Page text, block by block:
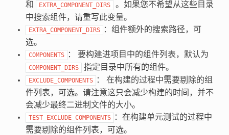
和 EXTRA_COMPONENT_DIRS
。如果您不希望从这些目录
中搜索组件，请重写此变量。
EXTRA_COMPONENT_DIRS
：组件额外的搜索路径，可
选。
COMPONENTS ： 要构建进项目中的组件列表，默认为
COMPONENT_DIRS 指定目录中所有的组件。
EXCLUDE_COMPONENTS
： 在构建的过程中需要剔除的组
件列表，可选。请注意这只会减少构建的时间，并不
会减少最终二进制文件的大小。
TEST_EXCLUDE_COMPONENTS
：在构建单元测试的过程中
需要剔除的组件列表，可选。